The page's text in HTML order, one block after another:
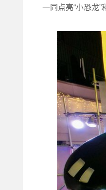
一同点亮“小恐龙